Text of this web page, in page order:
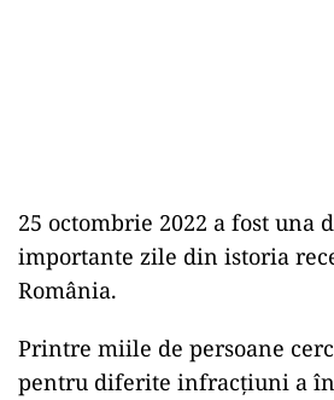
25 octombrie 2022 a fost una
importante zile din istoria
România.
Printre miile de persoane
pentru diferite infracțiuni a